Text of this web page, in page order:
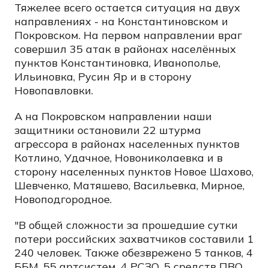
Тяжелее всего остается ситуация на двух
направлениях - на Константиновском и
Покровском. На первом направлении враг
совершил 35 атак в районах населённых
пунктов Константиновка, Иванополье,
Ильиновка, Русин Яр и в сторону
Новопавловки.
А на Покровском направлении наши
защитники остановили 22 штурма
агрессора в районах населенных пунктов
Котлино, Удачное, Новониколаевка и в
сторону населенных пунктов Новое Шахово,
Шевченко, Матяшево, Васильевка, Мирное,
Новоподгородное.
"В общей сложности за прошедшие сутки
потери российских захватчиков составили 1
240 человек. Также обезврежено 5 танков, 4